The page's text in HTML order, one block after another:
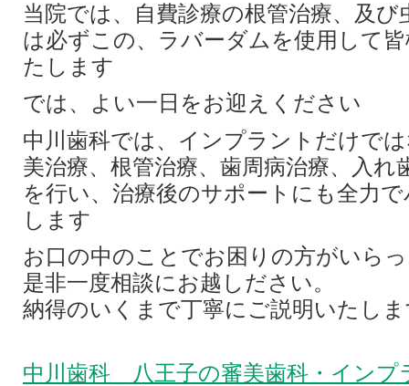
当院では、自費診療の根管治療、及
は必ずこの、ラバーダムを使用して
たします
では、よい一日をお迎えください
中川歯科では、インプラントだけで
美治療、根管治療、歯周病治療、入れ
を行い、治療後のサポートにも全力
します
お口の中のことでお困りの方がいら
是非一度相談にお越しださい。
納得のいくまで丁寧にご説明いたし
中川歯科 八王子の審美歯科・インプ